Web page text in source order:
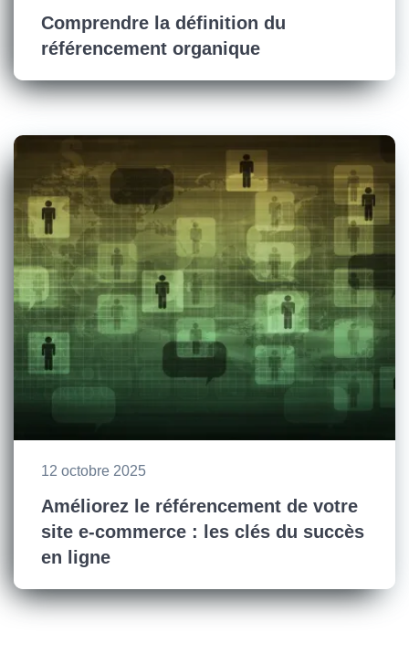
Comprendre la définition du
référencement organique
12 octobre 2025
Améliorez le référencement de votre
site e-commerce : les clés du succès
en ligne